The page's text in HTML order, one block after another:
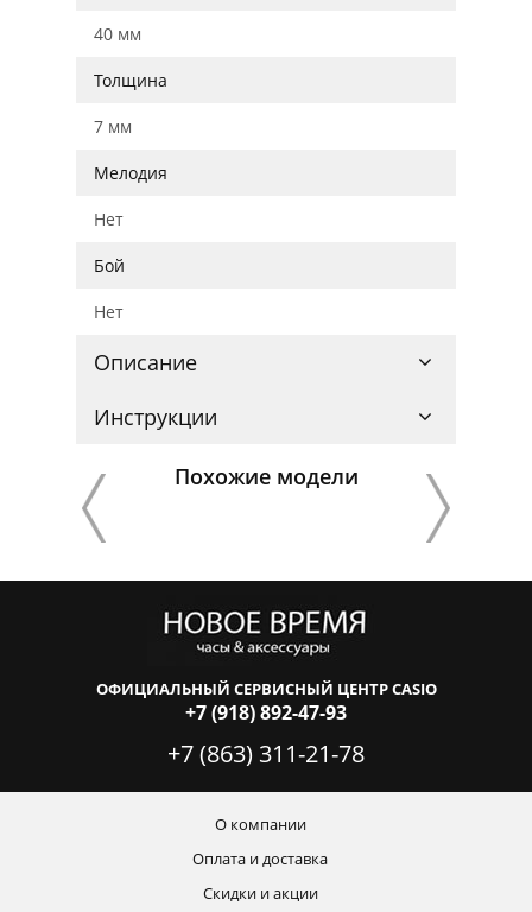
40 мм
Толщина
7 мм
Мелодия
Нет
Бой
Нет
Описание
Инструкции
Похожие модели
ОФИЦИАЛЬНЫЙ СЕРВИСНЫЙ ЦЕНТР CASIO
+7 (918) 892-47-93
+7 (863) 311-21-78
О компании
Оплата и доставка
Скидки и акции